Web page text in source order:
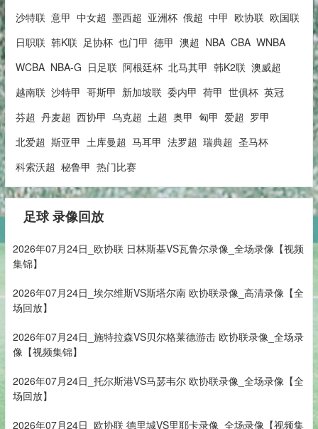
沙特联 意甲 中女超 墨西超 亚洲杯 俄超 中甲 欧协联 欧国联
日职联 韩K联 足协杯 也门甲 德甲 澳超 NBA CBA WNBA
WCBA NBA-G 日足联 阿根廷杯 北马其甲 韩K2联 澳威超
越南联 沙特甲 哥斯甲 新加坡联 委内甲 荷甲 世俱杯 英冠
芬超 丹麦超 西协甲 乌克超 土超 奥甲 匈甲 爱超 罗甲
北爱超 斯亚甲 土库曼超 马耳甲 法罗超 瑞典超 圣马杯
科索沃超 秘鲁甲 热门比赛
足球 录像回放
2026年07月24日_欧协联 日林斯基VS瓦鲁尔录像_全场录像【视频
集锦】
2026年07月24日_埃尔维斯VS斯塔尔南 欧协联录像_高清录像【全
场回放】
2026年07月24日_施特拉森VS贝尔格莱德游击 欧协联录像_全场录
像【视频集锦】
2026年07月24日_托尔斯港VS马瑟韦尔 欧协联录像_全场录像【全
场回放】
2026年07月24日_欧协联 德里城VS里耶卡录像_全场录像【视频集